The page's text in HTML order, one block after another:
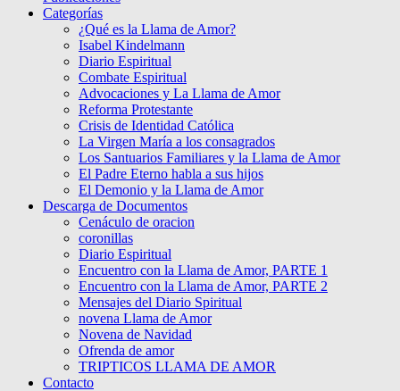
Categorías
¿Qué es la Llama de Amor?
Isabel Kindelmann
Diario Espiritual
Combate Espiritual
Advocaciones y La Llama de Amor
Reforma Protestante
Crisis de Identidad Católica
La Virgen María a los consagrados
Los Santuarios Familiares y la Llama de Amor
El Padre Eterno habla a sus hijos
El Demonio y la Llama de Amor
Descarga de Documentos
Cenáculo de oracion
coronillas
Diario Espiritual
Encuentro con la Llama de Amor, PARTE 1
Encuentro con la Llama de Amor, PARTE 2
Mensajes del Diario Spiritual
novena Llama de Amor
Novena de Navidad
Ofrenda de amor
TRIPTICOS LLAMA DE AMOR
Contacto